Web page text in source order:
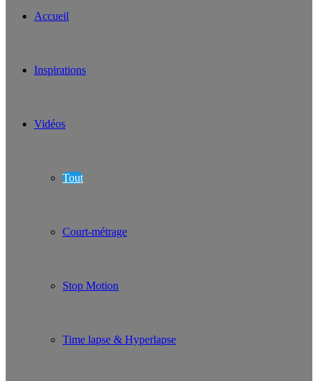
Accueil
Inspirations
Vidéos
Tout
Court-métrage
Stop Motion
Time lapse & Hyperlapse